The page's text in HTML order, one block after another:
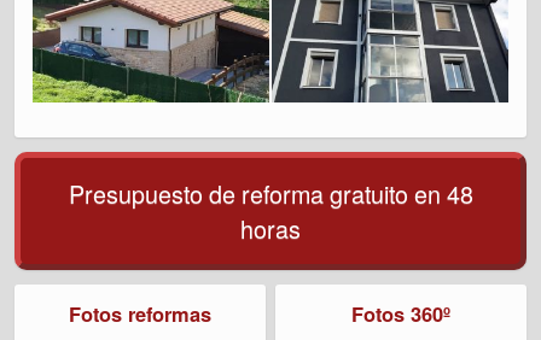
Presupuesto de reforma gratuito en 48
horas
Fotos reformas Fotos 360º